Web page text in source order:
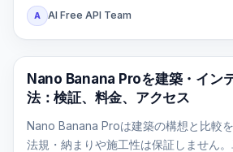
A AI Free API Team
AI画像生成
Nano Banana Proを建築・イン
法：検証、料金、アクセス
Nano Banana Proは建築の構想と比較
法規・納まりや施工性は保証しません